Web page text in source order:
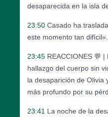
desaparecida en la isla
23:50 Casado ha
este momento tan difícil».
23:45 REACCIONES 💬
hallazgo del cuerpo sin
la desaparición de Olivia
más profundo por su
23:41 La noche de la